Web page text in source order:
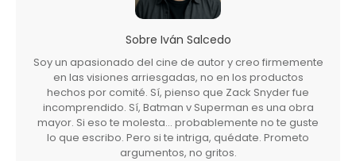
Sobre Iván Salcedo
Soy un apasionado del cine de autor y creo firmemente
en las visiones arriesgadas, no en los productos
hechos por comité. Sí, pienso que Zack Snyder fue
incomprendido. Sí, Batman v Superman es una obra
mayor. Si eso te molesta… probablemente no te guste
lo que escribo. Pero si te intriga, quédate. Prometo
argumentos, no gritos.